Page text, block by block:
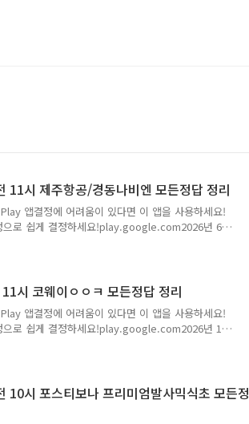
시 제주항공/경동나비엔 모든정답 정리
앱결정에 어려움이 있다면 이 앱을 사용하세요!
으로 쉽게 결정하세요!play.google.com2026년 6
모음Q. 본격적인 여름의 시작, 더 커진 여행 혜
국제선까지, 썸머위크 혜택을 한 번에 확인해보
원 할인쿠폰▶국제선 전용 최대 50% 할인
시 코웨이ㅇㅇㅋ 모든정답 정리
앱결정에 어려움이 있다면 이 앱을 사용하세요!
으로 쉽게 결정하세요!play.google.com2026년 1
2026년 새해 첫 코웨이닷컴 Live 방송한 해를 빛
수기) 특집 LiveLive 방송 당일 구매 시, 네이버
정답을최대한 빠르고 정확하게 포스..
시 포스티보나 프리미엄발사믹식초 모든정